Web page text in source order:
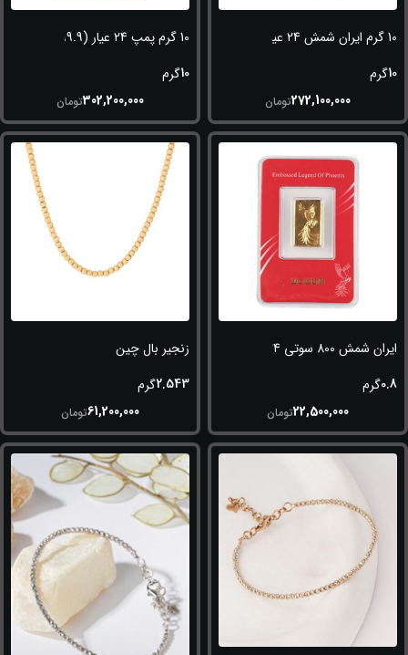
10 گرم ایران شمش 24 عیار (995)
10گرم
272,100,000تومان
10 گرم پمپ 24 عیار (999.9)
10گرم
302,200,000تومان
ایران شمش 800 سوتی 24 عیار (995)
0.8گرم
22,500,000تومان
زنجیر بال چین
2.543گرم
61,200,000تومان